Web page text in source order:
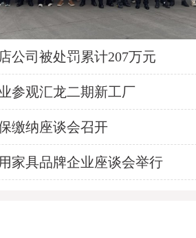
公司被处罚累计207万元
参观汇龙二期新工厂
缴纳座谈会召开
家具品牌企业座谈会举行